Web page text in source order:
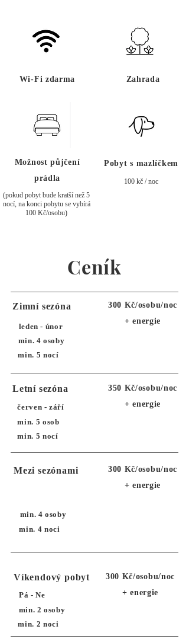
Wi-Fi zdarma Zahrada
Možnost půjčení
prádla
Pobyt s mazlíčkem
100 kč / noc
(pokud pobyt bude kratší než 5
nocí, na konci pobytu se vybírá
100 Kč/osobu)
Ceník
Zimní sezóna
leden - únor
300 Kč/osobu/noc
+ energie
min. 4 osoby
min. 5 nocí
Letní sezóna
červen - září
350 Kč/osobu/noc
+ energie
min. 5 osob
min. 5 nocí
Mezi sezónami
300 Kč/osobu/noc
+ energie
min. 4 osoby
min. 4 noci
Víkendový pobyt
Pá - Ne
300 Kč/osobu/noc
+ energie
min. 2 osoby
min. 2 noci